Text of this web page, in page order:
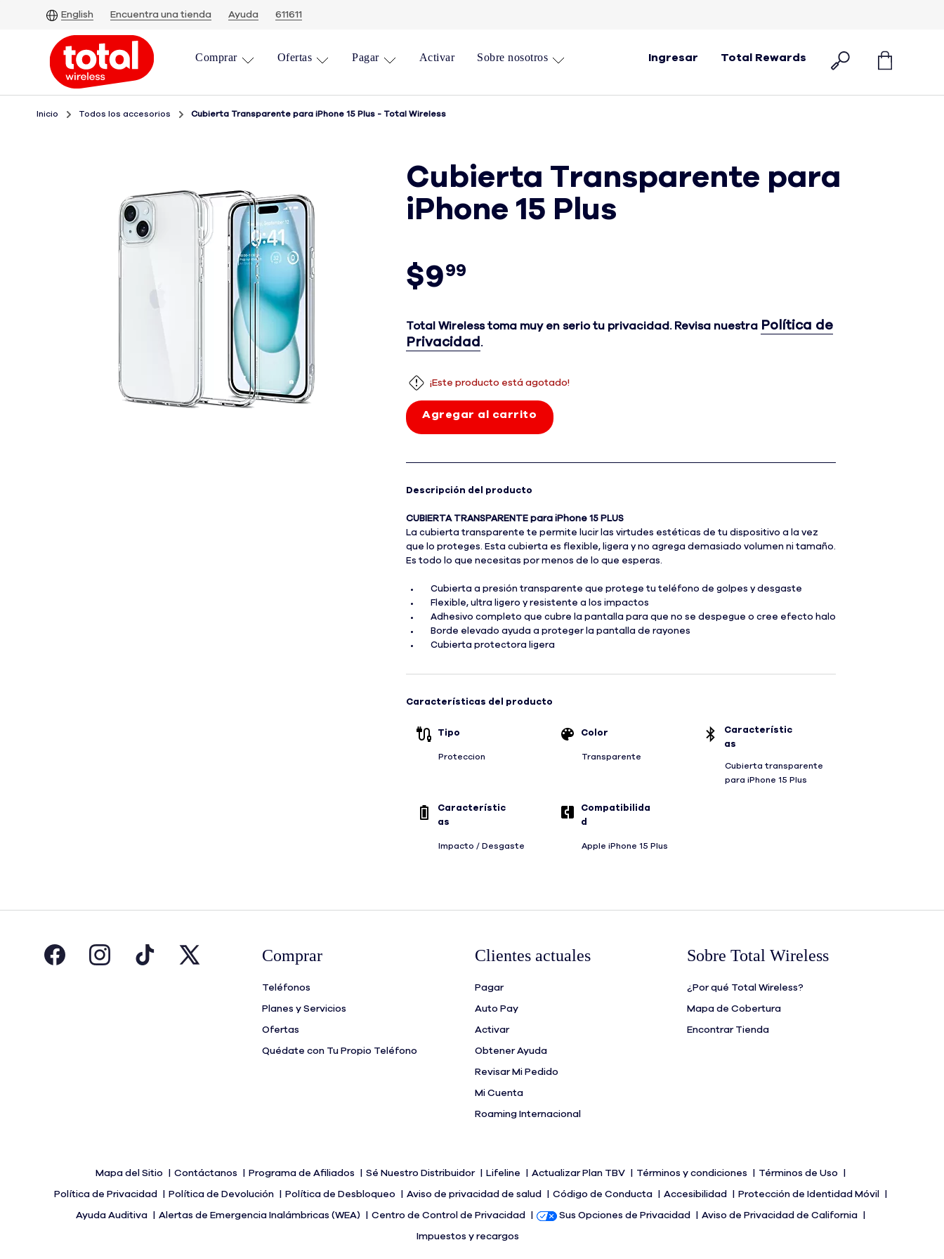
English Encuentra una tienda Ayuda 611611
Comprar Ofertas Pagar Activar Sobre nosotros Ingresar Total Rewards
Inicio Todos los accesorios Cubierta Transparente para iPhone 15 Plus - Total Wireless
Cubierta Transparente para
iPhone 15 Plus
$999
Total Wireless toma muy en serio tu privacidad. Revisa nuestra Política de
Privacidad .
¡Este producto está agotado!
Agregar al carrito
Descripción del producto
CUBIERTA TRANSPARENTE para iPhone 15 PLUS
La cubierta transparente te permite lucir las virtudes estéticas de tu dispositivo a la vez
que lo proteges. Esta cubierta es flexible, ligera y no agrega demasiado volumen ni tamaño.
Es todo lo que necesitas por menos de lo que esperas.
Cubierta a presión transparente que protege tu teléfono de golpes y desgaste
Flexible, ultra ligero y resistente a los impactos
Adhesivo completo que cubre la pantalla para que no se despegue o cree efecto halo
Borde elevado ayuda a proteger la pantalla de rayones
Cubierta protectora ligera
Características del producto
Tipo
Proteccion
Color
Transparente
Característic
as
Cubierta transparente
para iPhone 15 Plus
Característic
as
Impacto / Desgaste
Compatibilida
d
Apple iPhone 15 Plus
Comprar
Teléfonos
Planes y Servicios
Ofertas
Quédate con Tu Propio Teléfono
Clientes actuales
Pagar
Auto Pay
Activar
Obtener Ayuda
Revisar Mi Pedido
Mi Cuenta
Roaming Internacional
Sobre Total Wireless
¿Por qué Total Wireless?
Mapa de Cobertura
Encontrar Tienda
Mapa del Sitio Contáctanos Programa de Afiliados Sé Nuestro Distribuidor Lifeline Actualizar Plan TBV Términos y condiciones Términos de Uso
Política de Privacidad Política de Devolución Política de Desbloqueo Aviso de privacidad de salud Código de Conducta Accesibilidad Protección de Identidad Móvil
Ayuda Auditiva Alertas de Emergencia Inalámbricas (WEA) Centro de Control de Privacidad Sus Opciones de Privacidad Aviso de Privacidad de California
Impuestos y recargos